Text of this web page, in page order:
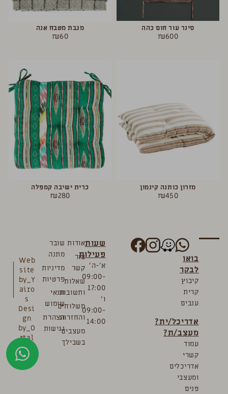
סינר עור חום כהה
₪600
מגבת מטבח אנה
₪60
מזרון כותנה קינמון
₪450
כרית ישיבה קמפלה
₪280
בואו
לבקר
קיבוץ
קרית
ענבים
אדריכל/ית?
מעצב/ת?
עמוד
קשרי
אדריכלים
ומעצבי
פנים
שעות
פעילות
א’-ה’
09:00-
17:00
ו’
09:00-
14:00
אודות
צור
קשר
שאלות
ותשובות
משלוחים
והחזרות
מעצבים
בשבילך
שובר
מתנה
מדיניות
פרטיות
תנאי
שימוש
הצהרת
נגישות
Web
site
by_Y
airo
s
Desi
gn
by_O
rtal
Bre
mler